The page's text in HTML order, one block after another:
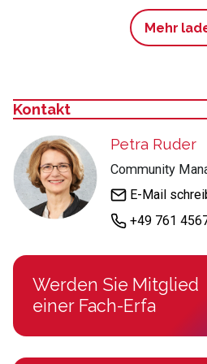
Mehr
Kontakt
Petra Ruder
Community
E-Mail
+49 761
Werden Sie Mitglied
einer Fach-Erfa